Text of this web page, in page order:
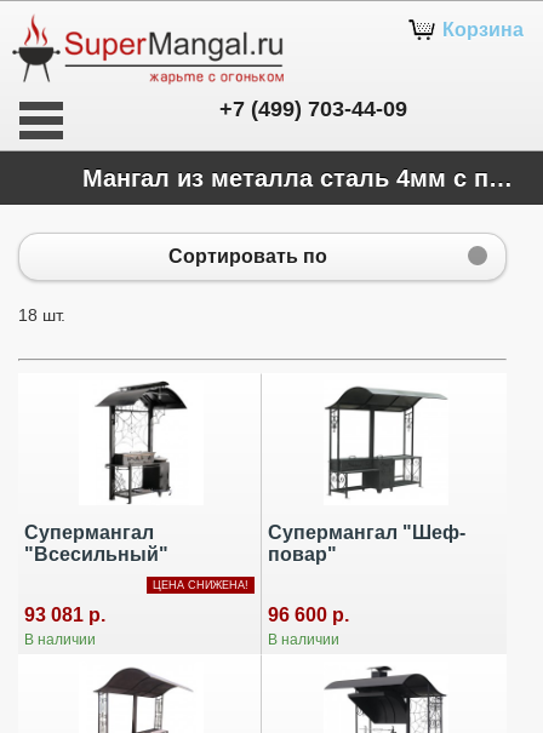
Корзина
+7 (499) 703-44-09
Мангал из металла сталь 4мм с печью для казана
Сортировать по
18 шт.
Супермангал
"Всесильный"
93 081 р.
ЦЕНА СНИЖЕНА!
В наличии
Супермангал "Шеф-
повар"
96 600 р.
В наличии